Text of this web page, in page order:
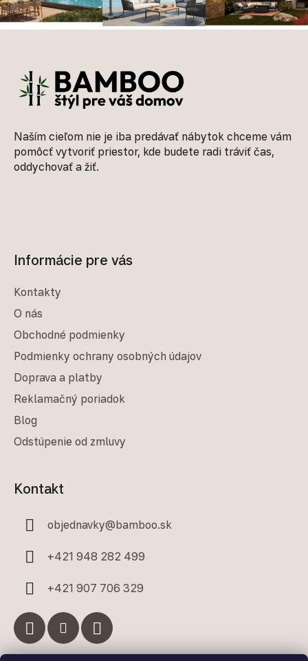
Naším cieľom nie je iba predávať nábytok chceme vám
pomôcť vytvoriť priestor, kde budete radi tráviť čas,
oddychovať a žiť.
Informácie pre vás
Kontakty
O nás
Obchodné podmienky
Podmienky ochrany osobných údajov
Doprava a platby
Reklamačný poriadok
Blog
Odstúpenie od zmluvy
Kontakt
objednavky@bamboo.sk
+421 948 282 499
+421 907 706 329